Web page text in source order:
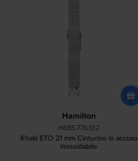
Hamilton
H695.776.102
Khaki ETO 21 mm Cinturino in acciaio
inossidabile